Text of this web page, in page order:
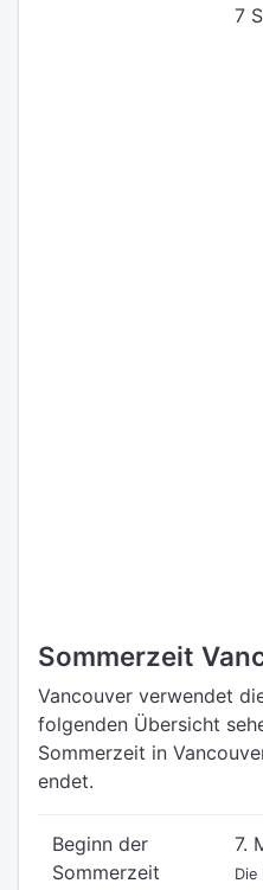
7
Sommerzeit
Vancouver verwendet
folgenden Übersicht
Sommerzeit in
endet.
Beginn der
Sommerzeit
7.
Die